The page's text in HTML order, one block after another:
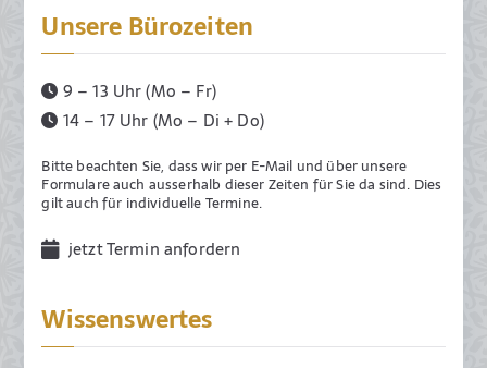
Unsere Bürozeiten
9 – 13 Uhr (Mo – Fr)
14 – 17 Uhr (Mo – Di + Do)
Bitte beachten Sie, dass wir per E-Mail und über unsere
Formulare auch ausserhalb dieser Zeiten für Sie da sind. Dies
gilt auch für individuelle Termine.
jetzt Termin anfordern
Wissenswertes